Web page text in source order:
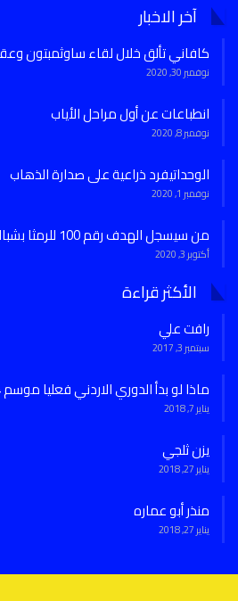
آخر الاخبار
كافاني تألق خلال لقاء ساوثمبتون
نوفمبر 30, 2020
انطباعات عن أول مراحل الأياب
نوفمبر 8, 2020
الوحداتيفرد ذراعية على صدارة الذهاب
نوفمبر 1, 2020
من سيسجل الهدف رقم 100 للرمثا بشباك الجزيرة !!
أكتوبر 3, 2020
الأكثر قراءة
رافت علي
سبتمبر 3, 2017
ماذا لو بدأ الدوري الاردني فعليا موسم 1974..ومات “سريرياً…
يناير 7, 2018
يزن ثلجي
يناير 27, 2018
منذر أبو عماره
يناير 27, 2018